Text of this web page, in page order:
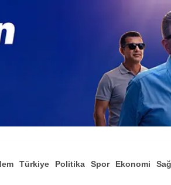
Türkiye Politika Spor Ekonomi